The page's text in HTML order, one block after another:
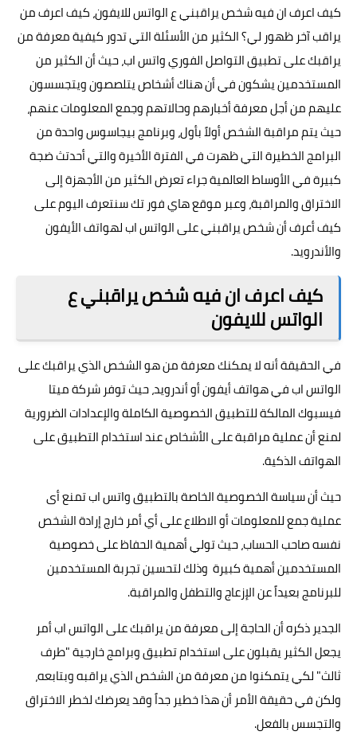
كيف اعرف ان فيه شخص يراقبني ع الواتس للايفون، كيف اعرف من
يراقب آخر ظهور لي؟ الكثير من الأسئلة التي تدور كيفية معرفة من
يراقبك على تطبيق التواصل الفوري واتس اب، حيث أن الكثير من
المستخدمين يشكون في أن هناك أشخاص يتلصصون ويتجسسون
عليهم من أجل معرفة أخبارهم وحالاتهم وجمع المعلومات عنهم،
حيث يتم مراقبة الشخص أولاً بأول، وبرنامج بيجاسوس واحدة من
البرامج الخطيرة التي ظهرت في الفترة الأخيرة والتي أحدتث ضجة
كبيرة في الأوساط العالمية جراء تعرض الكثير من الأجهزة إلى
الاختراق والمراقبة، وعبر موقع هاي فور تكسنتعرف اليوم على
كيف أعرف أن شخص يراقبني على الواتس اب لهواتف الأيفون
والأندرويد.
كيف اعرف ان فيه شخص يراقبني ع
الواتس للايفون
في الحقيقة أنه لا يمكنك معرفة من هو الشخص الذي يراقبك على
الواتس اب في هواتف أيفون أو أندرويد، حيث توفر شركة ميتا
فيسبوك المالكة للتطبيق الخصوصية الكاملة والإعدادات الضرورية
لمنع أن عملية مراقبة على الأشخاص عند استخدام التطبيق على
الهواتف الذكية.
حيث أن سياسة الخصوصية الخاصة بالتطبيق واتس اب تمنع أى
عملية جمع للمعلومات أو الاطلاع على أي أمر خارج إرادة الشخص
نفسه صاحب الحساب، حيث تولي أهمية الحفاظ على خصوصية
المستخدمين أهمية كبيرة وذلك لتحسين تجربة المستخدمين
للبرنامج بعيداً عن الإزعاج والتطفل والمراقبة.
الجدير ذكره أن الحاجة إلى معرفة من يراقبك على الواتس اب أمر
يجعل الكثير يقبلون على استخدام تطبيق وبرامج خارجية "طرف
ثالث" لكي يتمكنوا من معرفة من الشخص الذي يراقبه وبتابعه،
ولكن في حقيقة الأمر أن هذا خطير جداً وقد يعرضك لخطر الاختراق
والتجسس بالفعل.